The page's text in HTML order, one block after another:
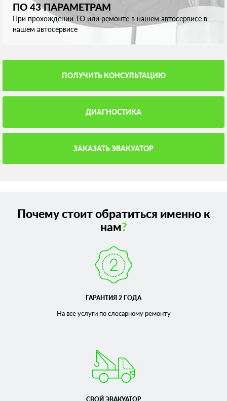
ПО 43 ПАРАМЕТРАМ
При прохождении ТО или ремонте в нашем автосервисе в
нашем автосервисе
ПОЛУЧИТЬ КОНСУЛЬТАЦИЮ
ДИАГНОСТИКА
ЗАКАЗАТЬ ЭВАКУАТОР
Почему стоит обратиться именно к
нам?
ГАРАНТИЯ 2 ГОДА
На все услуги по слесарномуремонту
СВОЙ ЭВАКУАТОР